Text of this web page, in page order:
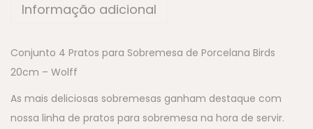
Informação adicional
Conjunto 4 Pratos para Sobremesa de Porcelana Birds
20cm – Wolff
As mais deliciosas sobremesas ganham destaque com
nossa linha de pratos para sobremesa na hora de servir.